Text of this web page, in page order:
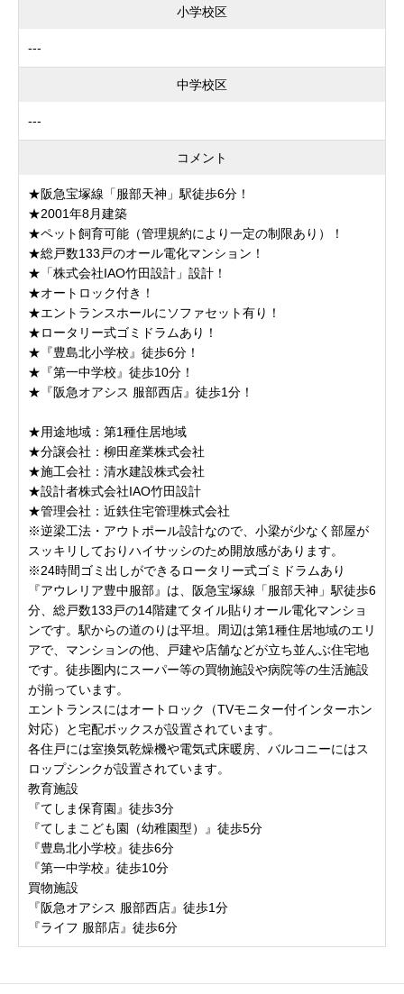
小学校区
---
中学校区
---
コメント
★阪急宝塚線「服部天神」駅徒歩6分！
★2001年8月建築
★ペット飼育可能（管理規約により一定の制限あり）！
★総戸数133戸のオール電化マンション！
★「株式会社IAO竹田設計」設計！
★オートロック付き！
★エントランスホールにソファセット有り！
★ロータリー式ゴミドラムあり！
★『豊島北小学校』徒歩6分！
★『第一中学校』徒歩10分！
★『阪急オアシス 服部西店』徒歩1分！
★用途地域：第1種住居地域
★分譲会社：柳田産業株式会社
★施工会社：清水建設株式会社
★設計者株式会社IAO竹田設計
★管理会社：近鉄住宅管理株式会社
※逆梁工法・アウトポール設計なので、小梁が少なく部屋が
スッキリしておりハイサッシのため開放感があります。
※24時間ゴミ出しができるロータリー式ゴミドラムあり
『アウレリア豊中服部』は、阪急宝塚線「服部天神」駅徒歩6
分、総戸数133戸の14階建てタイル貼りオール電化マンショ
ンです。駅からの道のりは平坦。周辺は第1種住居地域のエリ
アで、マンションの他、戸建や店舗などが立ち並んぶ住宅地
です。徒歩圏内にスーパー等の買物施設や病院等の生活施設
が揃っています。
エントランスにはオートロック（TVモニター付インターホン
対応）と宅配ボックスが設置されています。
各住戸には室換気乾燥機や電気式床暖房、バルコニーにはス
ロップシンクが設置されています。
教育施設
『てしま保育園』徒歩3分
『てしまこども園（幼稚園型）』徒歩5分
『豊島北小学校』徒歩6分
『第一中学校』徒歩10分
買物施設
『阪急オアシス 服部西店』徒歩1分
『ライフ 服部店』徒歩6分